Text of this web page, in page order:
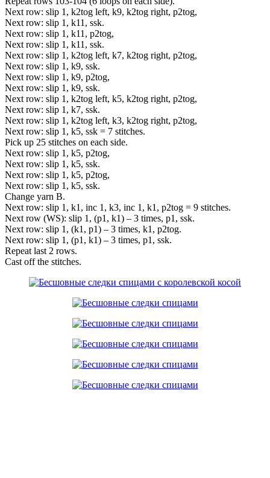
Next row: slip 1, k2tog left, k9, k2tog right, p2tog,
Next row: slip 1, k11, ssk.
Next row: slip 1, k11, p2tog,
Next row: slip 1, k11, ssk.
Next row: slip 1, k2tog left, k7, k2tog right, p2tog,
Next row: slip 1, k9, ssk.
Next row: slip 1, k9, p2tog,
Next row: slip 1, k9, ssk.
Next row: slip 1, k2tog left, k5, k2tog right, p2tog,
Next row: slip 1, k7, ssk.
Next row: slip 1, k2tog left, k3, k2tog right, p2tog,
Next row: slip 1, k5, ssk = 7 stitches.
Pick up 25 stitches on each side.
Next row: slip 1, k5, p2tog,
Next row: slip 1, k5, ssk.
Next row: slip 1, k5, p2tog,
Next row: slip 1, k5, ssk.
Change yarn B.
Next row: slip 1, k1, inc 1, k3, inc 1, k1, p2tog = 9 stitches.
Next row (WS): slip 1, (p1, k1) – 3 times, p1, ssk.
Next row: slip 1, (k1, p1) – 3 times, k1, p2tog.
Next row: slip 1, (p1, k1) – 3 times, p1, ssk.
Repeat last 2 rows.
Cast off the stitches.